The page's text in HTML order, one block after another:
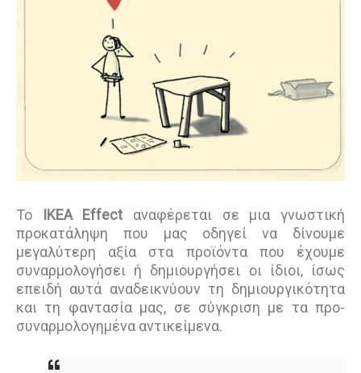
Το ΙΚΕΑ Effect αναφέρεται σε μια γνωστική
προκατάληψη που μας οδηγεί να δίνουμε
μεγαλύτερη αξία στα προϊόντα που έχουμε
συναρμολογήσει ή δημιουργήσει οι ίδιοι, ίσως
επειδή αυτά αναδεικνύουν τη δημιουργικότητα
και τη φαντασία μας, σε σύγκριση με τα προ-
συναρμολογημένα αντικείμενα.